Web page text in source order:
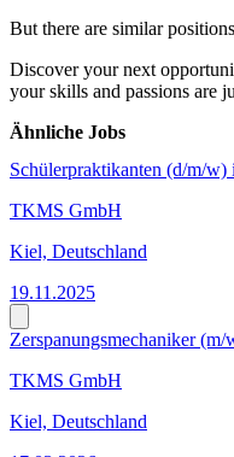
But there are similar
Discover your next
your skills and passions are
Ähnliche Jobs
Schülerpraktikanten (d/m/w)
TKMS GmbH
Kiel, Deutschland
19.11.2025
Zerspanungsmechaniker
TKMS GmbH
Kiel, Deutschland